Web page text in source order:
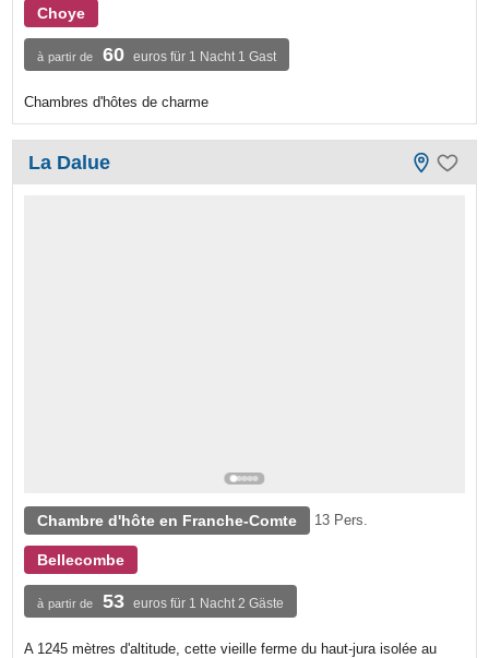
Choye
à partir de 60 euros für 1 Nacht 1 Gast
Chambres d'hôtes de charme
La Dalue
Chambre d'hôte en Franche-Comte 13 Pers.
Bellecombe
à partir de 53 euros für 1 Nacht 2 Gäste
A 1245 mètres d'altitude, cette vieille ferme du haut-jura isolée au